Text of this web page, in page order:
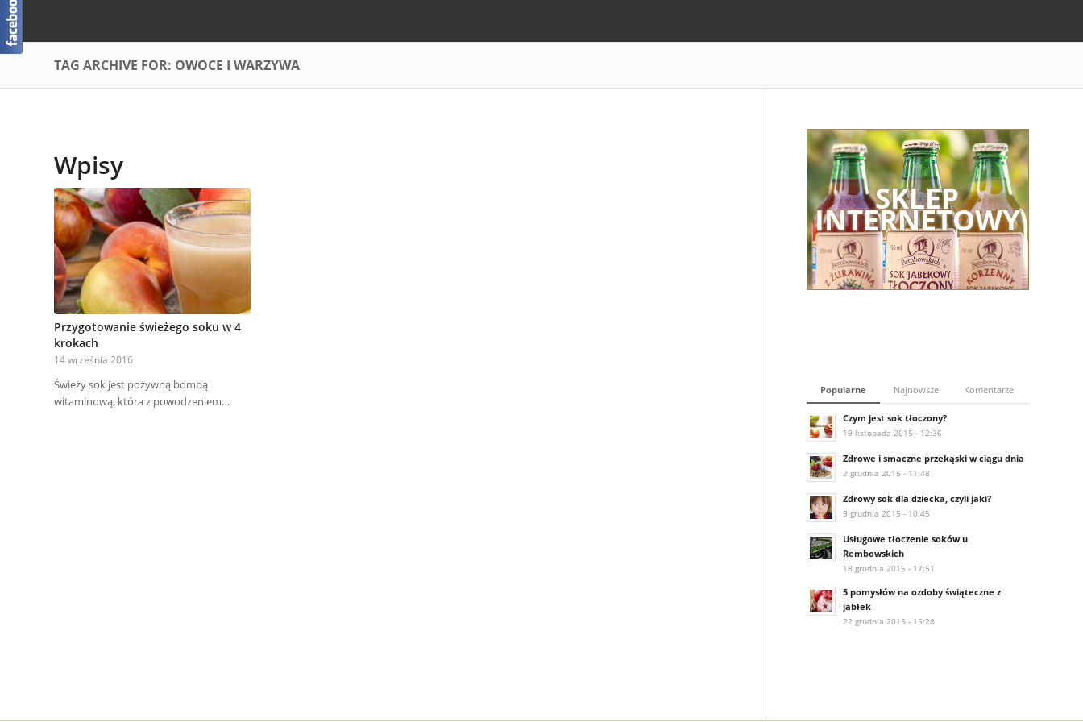
TAG ARCHIVE FOR: OWOCE I WARZYWA
Wpisy
Przygotowanie świeżego soku w 4
krokach
14 września 2016
Świeży sok jest pożywną bombą
witaminową, która z powodzeniem…
Popularne Najnowsze Komentarze
Czym jest sok tłoczony?
19 listopada 2015 - 12:36
Zdrowe i smaczne przekąski w ciągu dnia
2 grudnia 2015 - 11:48
Zdrowy sok dla dziecka, czyli jaki?
9 grudnia 2015 - 10:45
Usługowe tłoczenie soków u
Rembowskich
18 grudnia 2015 - 17:51
5 pomysłów na ozdoby świąteczne z
jabłek
22 grudnia 2015 - 15:28